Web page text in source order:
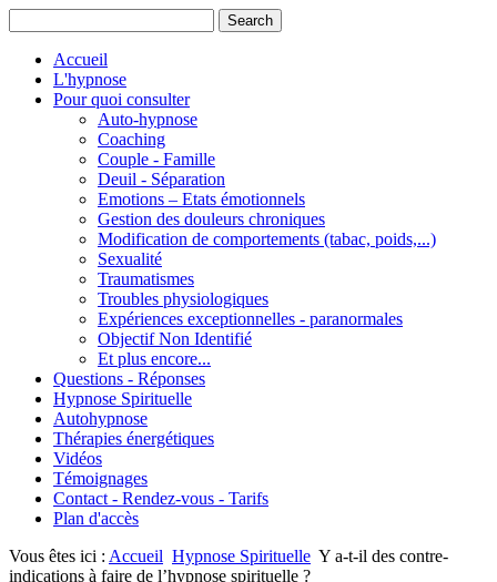
Accueil
L'hypnose
Pour quoi consulter
Auto-hypnose
Coaching
Couple - Famille
Deuil - Séparation
Emotions – Etats émotionnels
Gestion des douleurs chroniques
Modification de comportements (tabac, poids,...)
Sexualité
Traumatismes
Troubles physiologiques
Expériences exceptionnelles - paranormales
Objectif Non Identifié
Et plus encore...
Questions - Réponses
Hypnose Spirituelle
Autohypnose
Thérapies énergétiques
Vidéos
Témoignages
Contact - Rendez-vous - Tarifs
Plan d'accès
Vous êtes ici : Accueil Hypnose Spirituelle Y a-t-il des contre-
indications à faire de l’hypnose spirituelle ?